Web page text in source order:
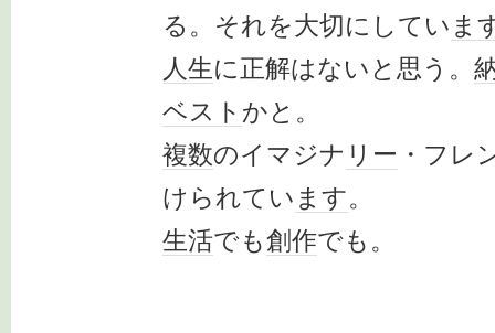
る。それを大切にしてい ま
人生に正解はないと思う。
ベスト かと。
複数のイマジナ リー ・フレ
けられてい ます。
生活でも創作でも。